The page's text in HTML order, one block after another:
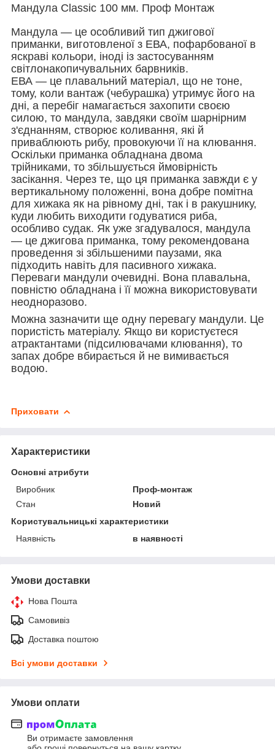
Мандула Classic 100 мм. Проф Монтаж
Мандула — це особливий тип джигової
приманки, виготовленої з ЕВА, пофарбованої в
яскраві кольори, іноді із застосуванням
світлонакопичувальних барвників.
ЕВА — це плавальний матеріал, що не тоне,
тому, коли вантаж (чебурашка) утримує його на
дні, а перебіг намагається захопити своєю
силою, то мандула, завдяки своїм шарнірним
з'єднанням, створює коливання, які й
приваблюють рибу, провокуючи її на клювання.
Оскільки приманка обладнана двома
трійниками, то збільшується ймовірність
засікання. Через те, що ця приманка завжди є у
вертикальному положенні, вона добре помітна
для хижака як на рівному дні, так і в ракушнику,
куди любить виходити годуватися риба,
особливо судак. Як уже згадувалося, мандула
— це джигова приманка, тому рекомендована
проведення зі збільшеними паузами, яка
підходить навіть для пасивного хижака.
Переваги мандули очевидні. Вона плавальна,
повністю обладнана і її можна використовувати
неодноразово.
Можна зазначити ще одну перевагу мандули. Це
пористість матеріалу. Якщо ви користуєтеся
атрактантами (підсилювачами клювання), то
запах добре вбирається й не вимивається
водою.
Приховати
Характеристики
Основні атрибути
Виробник
Проф-монтаж
Стан
Новий
Користувальницькі характеристики
Наявність
в наявності
Умови доставки
Нова Пошта
Самовивіз
Доставка поштою
Всі умови доставки
Умови оплати
Ви отримаєте замовлення